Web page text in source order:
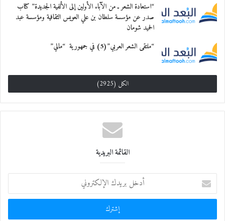
“استعادة الشعر ـ من الآباء الأولين إلى الألفية الجديدة” كتاب
صدر عن مؤسسة سلطان بن علي العويس الثقافية ومؤسسة عبد
الحميد شومان
“ملتقى الشعر العربي”(5) في جمهورية “مالي”
الكل (2925)
القائمة البريدية
خ